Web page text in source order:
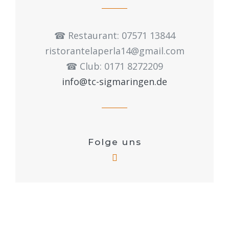
☎︎ Restaurant: 07571 13844
ristorantelaperla14@gmail.com
☎︎ Club: 0171 8272209
info@tc-sigmaringen.de
Folge uns